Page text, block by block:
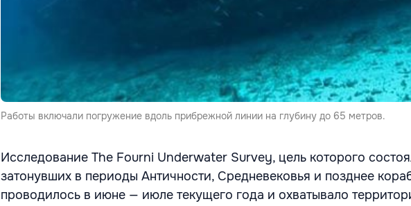
Работы включали погружение вдоль прибрежной линии на глубину до 65 метров.
Исследование The Fourni Underwater Survey, цель которого
затонувших в периоды Античности, Средневековья и позднее
проводилось в июне — июле текущего года и охватывало